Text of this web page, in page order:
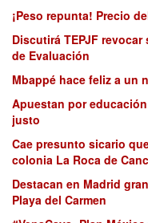
¡Peso repunta! Precio
Discutirá TEPJF
de Evaluación
Mbappé hace feliz a un
Apuestan por
justo
Cae presunto sicario
colonia La Roca de
Destacan en Madrid
Playa del Carmen